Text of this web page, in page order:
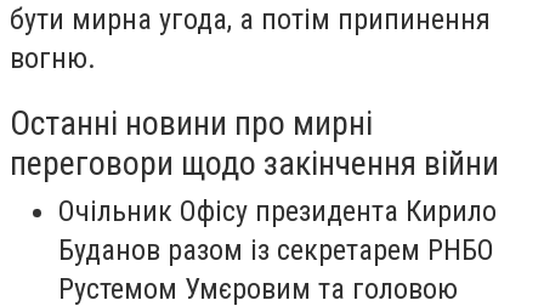
бути мирна угода, а потім припинення
вогню.
Останні новини про мирні
переговори щодо закінчення війни
Очільник Офісу президента Кирило
Буданов разом із секретарем РНБО
Рустемом Умєровим та головою